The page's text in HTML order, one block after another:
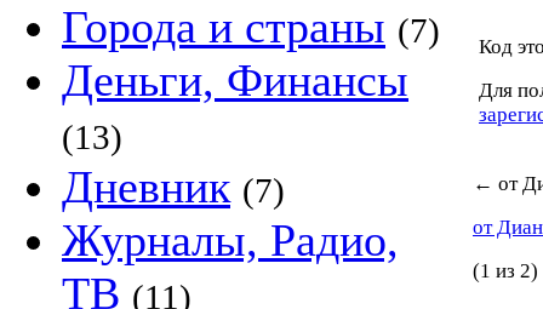
Города и страны (7)
Деньги, Финансы
(13)
Дневник (7)
Журналы, Радио,
ТВ (11)
Код
Для
← от
от
(1 из 2)